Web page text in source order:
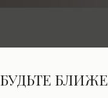
БУДЬТЕ БЛИЖЕ